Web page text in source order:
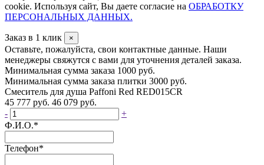
cookie. Используя сайт, Вы даете согласие на ОБРАБОТКУ
ПЕРСОНАЛЬНЫХ ДАННЫХ.
Заказ в 1 клик ×
Оставьте, пожалуйста, свои контактные данные. Наши
менеджеры свяжутся с вами для уточнения деталей заказа.
Минимальная сумма заказа 1000 руб.
Минимальная сумма заказа плитки 3000 руб.
Смеситель для душа Paffoni Red RED015CR
45 777 руб. 46 079 руб.
-
+
Ф.И.О.*
Телефон*